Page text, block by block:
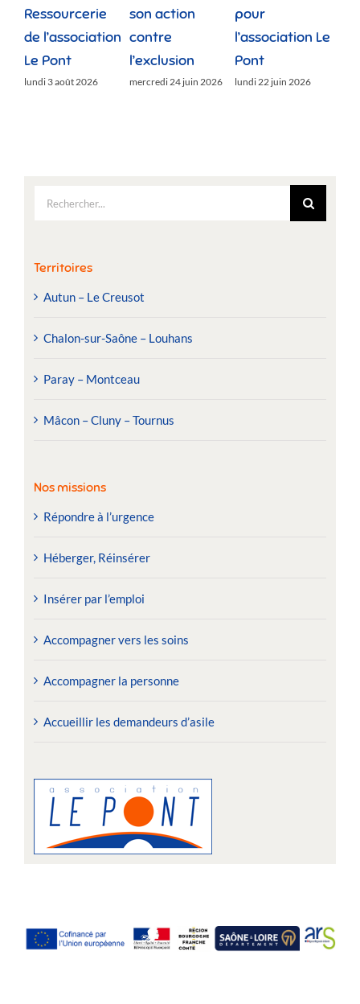
Ressourcerie
de l’association
Le Pont
lundi 3 août 2026
son action
contre
l’exclusion
mercredi 24 juin 2026
pour
l’association Le
Pont
lundi 22 juin 2026
Rechercher:
Territoires
Autun – Le Creusot
Chalon-sur-Saône – Louhans
Paray – Montceau
Mâcon – Cluny – Tournus
Nos missions
Répondre à l’urgence
Héberger, Réinsérer
Insérer par l’emploi
Accompagner vers les soins
Accompagner la personne
Accueillir les demandeurs d’asile